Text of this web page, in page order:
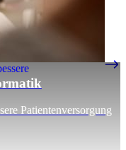
Patientenversorgung